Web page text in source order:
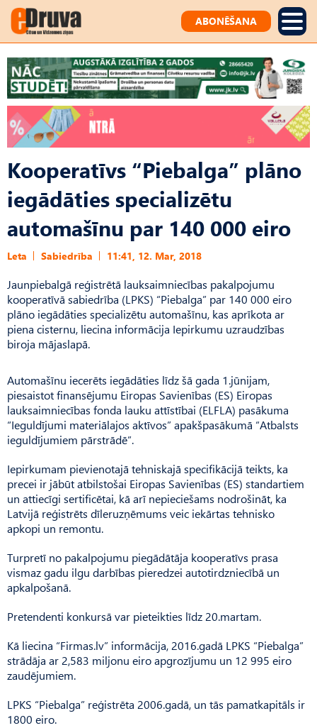
ABONĒŠANA
Kooperatīvs “Piebalga” plāno
iegādāties specializētu
automašīnu par 140 000 eiro
Leta Sabiedrība 11:41, 12. Mar, 2018
Jaunpiebalgā reģistrētā lauksaimniecības pakalpojumu
kooperatīvā sabiedrība (LPKS) “Piebalga” par 140 000 eiro
plāno iegādāties specializētu automašīnu, kas aprīkota ar
piena cisternu, liecina informācija Iepirkumu uzraudzības
biroja mājaslapā.
Automašīnu iecerēts iegādāties līdz šā gada 1.jūnijam,
piesaistot finansējumu Eiropas Savienības (ES) Eiropas
lauksaimniecības fonda lauku attīstībai (ELFLA) pasākuma
“Ieguldījumi materiālajos aktīvos” apakšpasākumā “Atbalsts
ieguldījumiem pārstrādē”.
Iepirkumam pievienotajā tehniskajā specifikācijā teikts, ka
precei ir jābūt atbilstošai Eiropas Savienības (ES) standartiem
un attiecīgi sertificētai, kā arī nepieciešams nodrošināt, ka
Latvijā reģistrēts dīleruzņēmums veic iekārtas tehnisko
apkopi un remontu.
Turpretī no pakalpojumu piegādātāja kooperatīvs prasa
vismaz gadu ilgu darbības pieredzei autotirdzniecībā un
apkalpošanā.
Pretendenti konkursā var pieteikties līdz 20.martam.
Kā liecina “Firmas.lv” informācija, 2016.gadā LPKS “Piebalga”
strādāja ar 2,583 miljonu eiro apgrozījumu un 12 995 eiro
zaudējumiem.
LPKS “Piebalga” reģistrēta 2006.gadā, un tās pamatkapitāls ir
1800 eiro.